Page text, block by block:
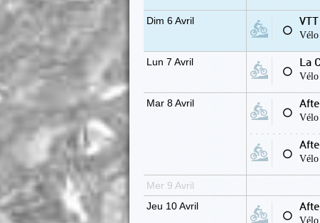
Dim 6 Avril
⚪
Vélo
Lun 7 Avril
⚪
La
Vélo
Mar 8 Avril
⚪
Vélo
⚪
Vélo
Mer 9 Avril
Jeu 10 Avril
⚪
Vélo